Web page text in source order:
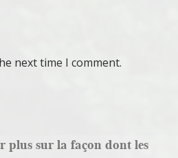
next time I comment.
plus sur la façon dont les